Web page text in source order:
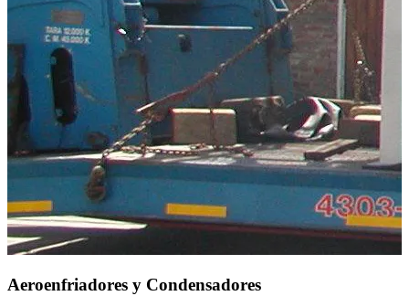
Aeroenfriadores y Condensadores